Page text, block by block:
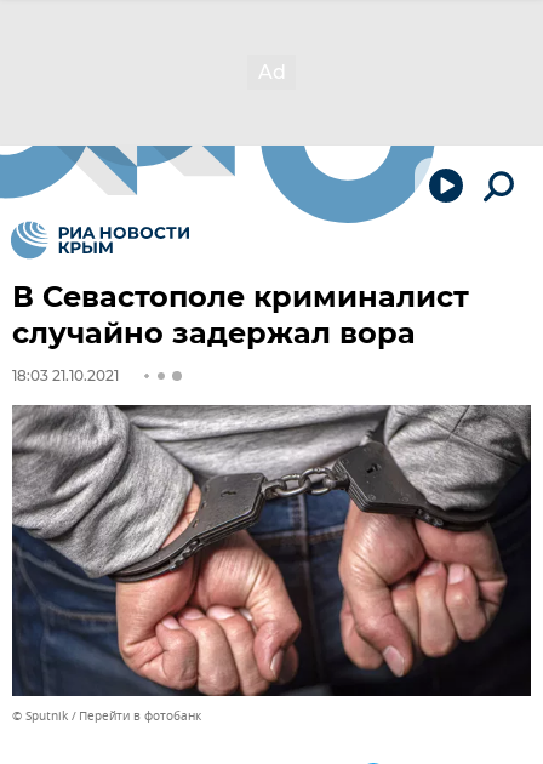
В Севастополе криминалист
случайно задержал вора
18:03 21.10.2021
© Sputnik Перейти в фотобанк